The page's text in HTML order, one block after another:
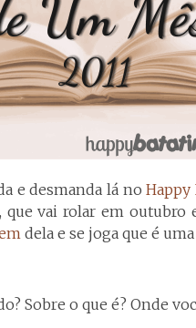
e desmanda lá noHappy
que vai rolar em outubro
dela e se joga que é
Sobre o que é? Onde